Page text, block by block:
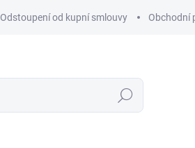
Odstoupení od kupní smlouvy Obchodní
Hledat